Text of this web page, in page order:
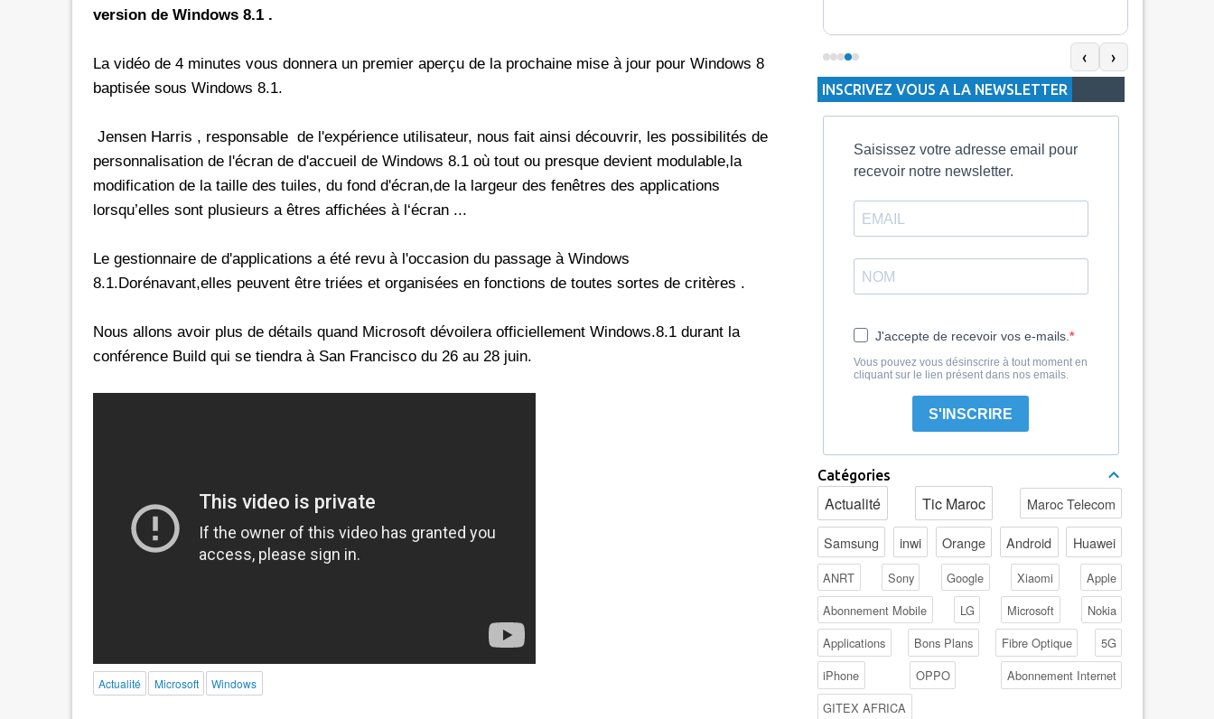
version de Windows 8.1 .
La vidéo de 4 minutes vous donnera un premier aperçu de la prochaine mise à jour pour Windows 8
baptisée sous Windows 8.1.
Jensen Harris , responsable de l'expérience utilisateur, nous fait ainsi découvrir, les possibilités de
personnalisation de l'écran de d'accueil de Windows 8.1 où tout ou presque devient modulable,la
modification de la taille des tuiles, du fond d'écran,de la largeur des fenêtres des applications
lorsqu’elles sont plusieurs a êtres affichées à l‘écran ...
Le gestionnaire de d'applications a été revu à l'occasion du passage à Windows
8.1.Dorénavant,elles peuvent être triées et organisées en fonctions de toutes sortes de critères .
Nous allons avoir plus de détails quand Microsoft dévoilera officiellement Windows.8.1 durant la
conférence Build qui se tiendra à San Francisco du 26 au 28 juin.
Actualité Microsoft Windows
24 mars 2026, les clients prépayés
30 jours, et ce, en
code d'une recharge de 30 Dh
droit à 100 Mo valables vers WhatsApp,
passage que dans le cadre d'une offre
promotionnelle qui prendra fin le 23 mars 2026,
d'internet est de 7 jours alors que celle du solde
5 Dh inclut 100 Mo, le Pass 10 Dh offre 400 Mo,
tandis que les formules à 20 Dh et 30 Dh
proposent respectivement 1 Go et 2 Go. Les
durées de validité sont de 3 jours pour
‹ ›
INSCRIVEZ VOUS A LA NEWSLETTER
Saisissez votre adresse email pour
recevoir notre newsletter.
J'accepte de recevoir vos e-mails.
Vous pouvez vous désinscrire à tout moment en
cliquant sur le lien présent dans nos emails.
S'INSCRIRE
Catégories
Actualité Tic Maroc Maroc Telecom
Samsung inwi Orange Android Huawei
ANRT Sony Google Xiaomi
Apple
Abonnement Mobile
LG Microsoft
Nokia
Applications
Bons Plans Fibre Optique
5G
iPhone
OPPO
Abonnement Internet
GITEX AFRICA